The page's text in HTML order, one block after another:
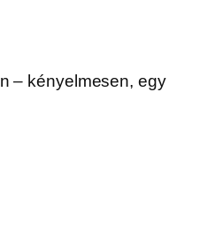
– kényelmesen, egy